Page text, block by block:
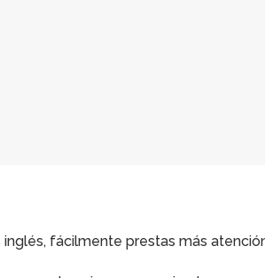
fácilmente prestas más